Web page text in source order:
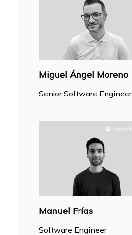
Miguel Ángel Moreno
Senior Software Engineer
Manuel Frías
Software Engineer